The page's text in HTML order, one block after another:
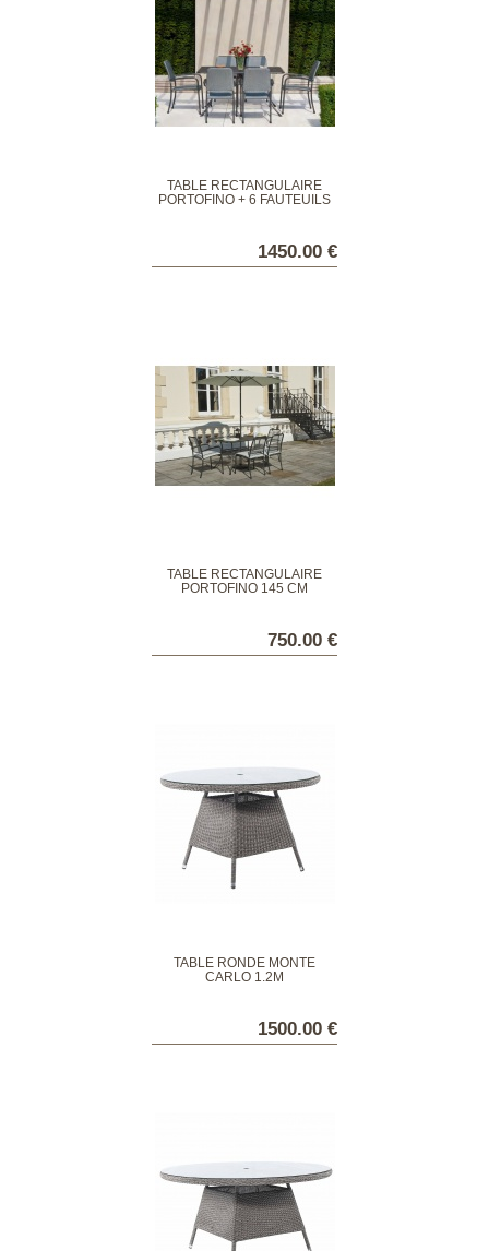
TABLE RECTANGULAIRE
PORTOFINO + 6 FAUTEUILS
1450.00 €
TABLE RECTANGULAIRE
PORTOFINO 145 CM
750.00 €
TABLE RONDE MONTÉ
CARLO 1.2M
1500.00 €